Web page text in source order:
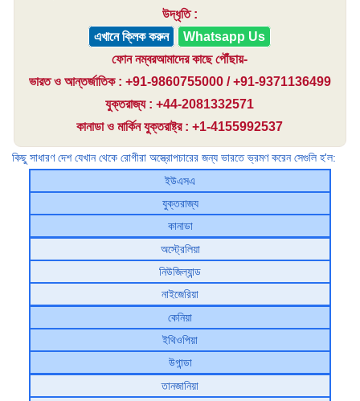
উদ্ধৃতি :
এখানে ক্লিক করুন
Whatsapp Us
ফোন নম্বরআমাদের কাছে পৌঁছায়-
ভারত ও আন্তর্জাতিক : +91-9860755000 / +91-9371136499
যুক্তরাজ্য : +44-2081332571
কানাডা ও মার্কিন যুক্তরাষ্ট্র : +1-4155992537
কিছু সাধারণ দেশ যেখান থেকে রোগীরা অস্ত্রোপচারের জন্য ভারতে ভ্রমণ করেন সেগুলি হ'ল:
ইউএসএ
যুক্তরাজ্য
কানাডা
অস্ট্রেলিয়া
নিউজিল্যান্ড
নাইজেরিয়া
কেনিয়া
ইথিওপিয়া
উগান্ডা
তানজানিয়া